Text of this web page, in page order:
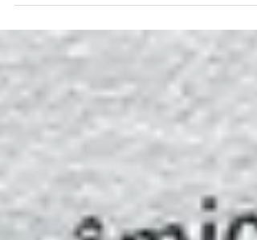
paira no ar. É a famosa "angústia de
domingo", um sintoma de que a semana
de trabalho que se aproxima parece mais
um fardo do que uma oportunidade. A
resposta automática para esse
sentimento? "Preciso de um novo
emprego." Mas e se essa corrida para o
próximo crachá for uma fuga, e não uma
solução? E se a verdadeira
não estiver em um novo endereço, mas